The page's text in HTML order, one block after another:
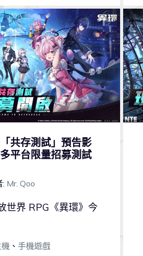
共存測試」預告影
平台限量招募測試
: Mr. Qoo
世界 RPG《異環》今
、 手機遊戲